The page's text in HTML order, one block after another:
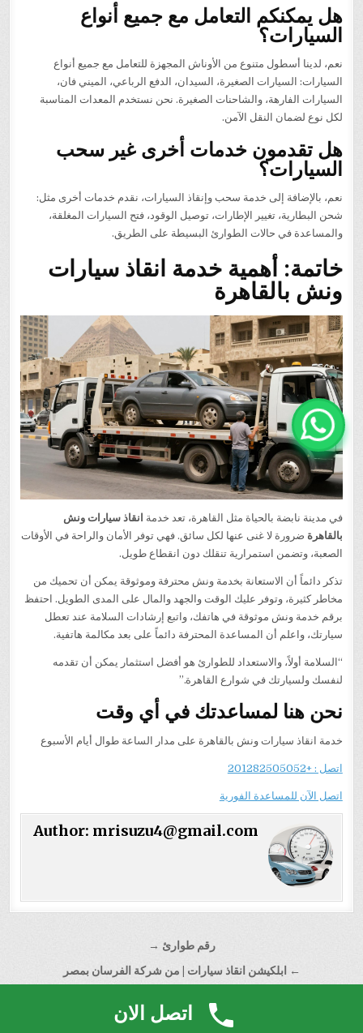
هل يمكنكم التعامل مع جميع أنواع
السيارات؟
نعم، لدينا أسطول متنوع من الأوناش المجهزة للتعامل مع جميع أنواع
السيارات: السيارات الصغيرة، السيدان، الدفع الرباعي، الميني فان،
السيارات الفارهة، والشاحنات الصغيرة. نحن نستخدم المعدات المناسبة
لكل نوع لضمان النقل الآمن.
هل تقدمون خدمات أخرى غير سحب
السيارات؟
نعم، بالإضافة إلى خدمة سحب وإنقاذ السيارات، نقدم خدمات أخرى مثل:
شحن البطارية، تغيير الإطارات، توصيل الوقود، فتح السيارات المغلقة،
والمساعدة في حالات الطوارئ البسيطة على الطريق.
خاتمة: أهمية خدمة انقاذ سيارات
ونش بالقاهرة
في مدينة نابضة بالحياة مثل القاهرة، تعد خدمة انقاذ سيارات ونش
بالقاهرة ضرورة لا غنى عنها لكل سائق. فهي توفر الأمان والراحة في الأوقات
الصعبة، وتضمن استمرارية تنقلك دون انقطاع طويل.
تذكر دائماً أن الاستعانة بخدمة ونش محترفة وموثوقة يمكن أن تحميك من
مخاطر كثيرة، وتوفر عليك الوقت والجهد والمال على المدى الطويل. احتفظ
برقم خدمة ونش موثوقة في هاتفك، واتبع إرشادات السلامة عند تعطل
سيارتك، واعلم أن المساعدة المحترفة دائماً على بعد مكالمة هاتفية.
“السلامة أولاً، والاستعداد للطوارئ هو أفضل استثمار يمكن أن تقدمه
لنفسك ولسيارتك في شوارع القاهرة.”
نحن هنا لمساعدتك في أي وقت
خدمة انقاذ سيارات ونش بالقاهرة على مدار الساعة طوال أيام الأسبوع
اتصل : +201282505052
اتصل الآن للمساعدة الفورية
Author: mrisuzu4@gmail.com
المقالات
رقم طوارئ →
← ابلكيشن انقاذ سيارات | من شركة الفرسان بمصر
اتصل الان